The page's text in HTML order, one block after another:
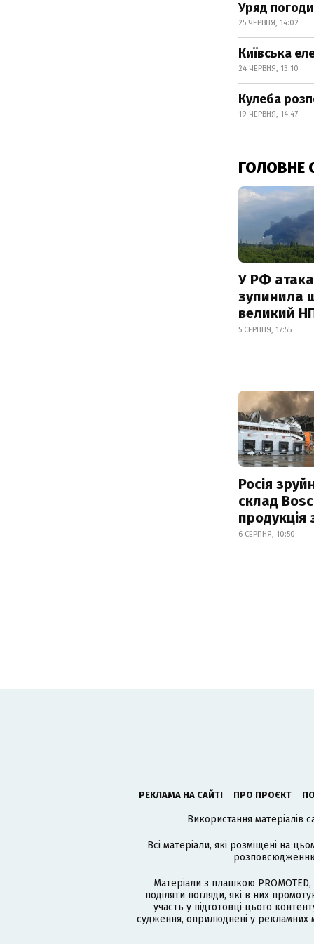
Уряд
25 ЧЕРВНЯ, 14:02
Київська
24 ЧЕРВНЯ, 13:10
Кулеба
19 ЧЕРВНЯ, 14:47
ГОЛОВНЕ
У РФ
зупинила
великий
5 СЕРПНЯ, 17:55
Росія
склад
6 СЕРПНЯ, 10:50
РЕКЛАМА НА САЙТІ ПРО ПРОЄКТ
Використання матеріалів
Всі матеріали, які розміщені на
розповсюдженню
Матеріали з плашкою
поділяти погляди, які в них
участь у підготовці цього
судження, оприлюднені у рекламних